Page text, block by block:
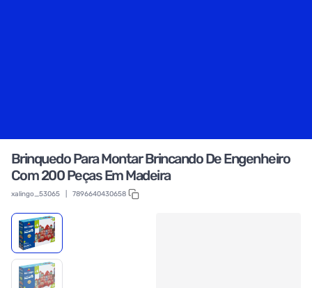
Brinquedo Para Montar Brincando De Engenheiro
Com 200 Peças Em Madeira
xalingo_53065 7896640430658